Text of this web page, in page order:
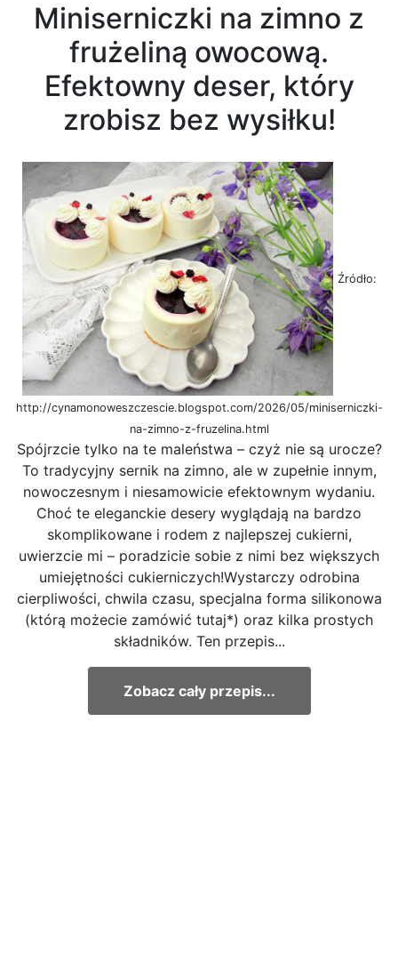
Miniserniczki na zimno z
frużeliną owocową.
Efektowny deser, który
zrobisz bez wysiłku!
Źródło:
http://cynamonoweszczescie.blogspot.com/2026/05/miniserniczki-
na-zimno-z-fruzelina.html
Spójrzcie tylko na te maleństwa – czyż nie są urocze?
To tradycyjny sernik na zimno, ale w zupełnie innym,
nowoczesnym i niesamowicie efektownym wydaniu.
Choć te eleganckie desery wyglądają na bardzo
skomplikowane i rodem z najlepszej cukierni,
uwierzcie mi – poradzicie sobie z nimi bez większych
umiejętności cukierniczych!Wystarczy odrobina
cierpliwości, chwila czasu, specjalna forma silikonowa
(którą możecie zamówić tutaj*) oraz kilka prostych
składników. Ten przepis...
Zobacz cały przepis...